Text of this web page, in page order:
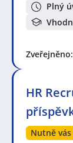
Plný
HR
Nutně